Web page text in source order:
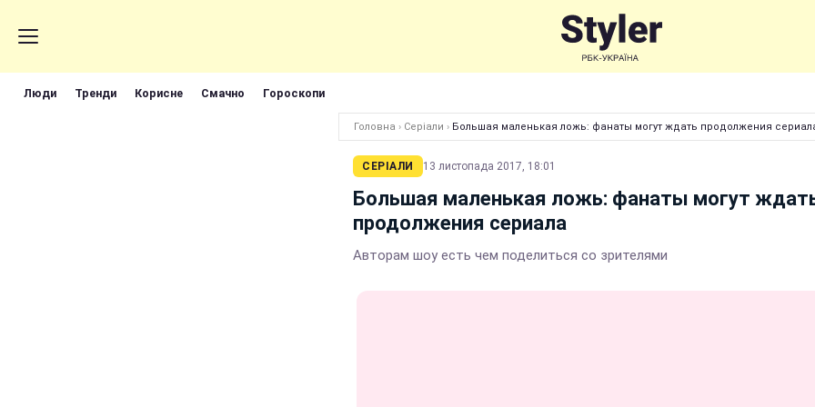
Люди Тренди Корисне Смачно Гороскопи
Головна › Серіали › Большая маленькая ложь: фанаты могут ждать продолжения
СЕРІАЛИ 13 листопада 2017, 18:01
Большая маленькая ложь: фанаты могут
продолжения сериала
Авторам шоу есть чем поделиться со зрителями